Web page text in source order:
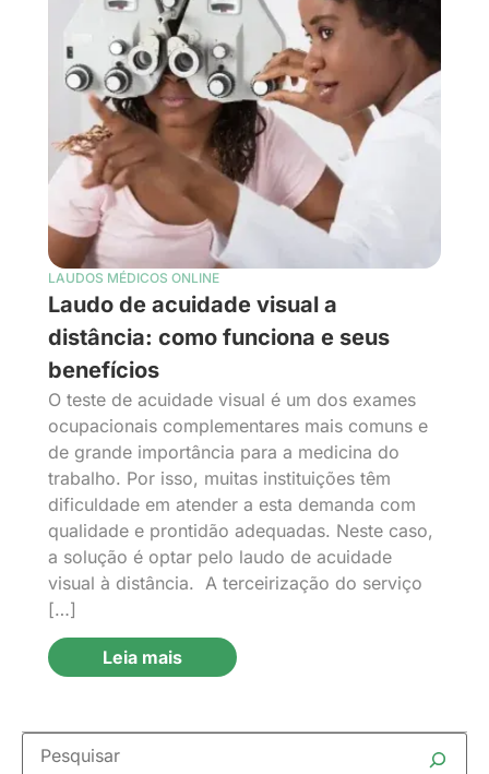
LAUDOS MÉDICOS ONLINE
Laudo de acuidade visual a
distância: como funciona e seus
benefícios
O teste de acuidade visual é um dos exames
ocupacionais complementares mais comuns e
de grande importância para a medicina do
trabalho. Por isso, muitas instituições têm
dificuldade em atender a esta demanda com
qualidade e prontidão adequadas. Neste caso,
a solução é optar pelo laudo de acuidade
visual à distância. A terceirização do serviço
[…]
Leia mais